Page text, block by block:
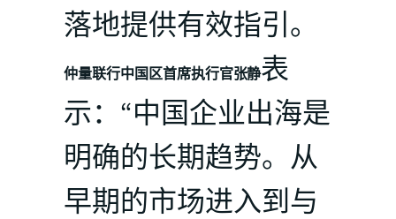
落地提供有效指引。
仲量联行中国区首席执行官张静表
示：“中国企业出海是
明确的长期趋势。从
早期的市场进入到与